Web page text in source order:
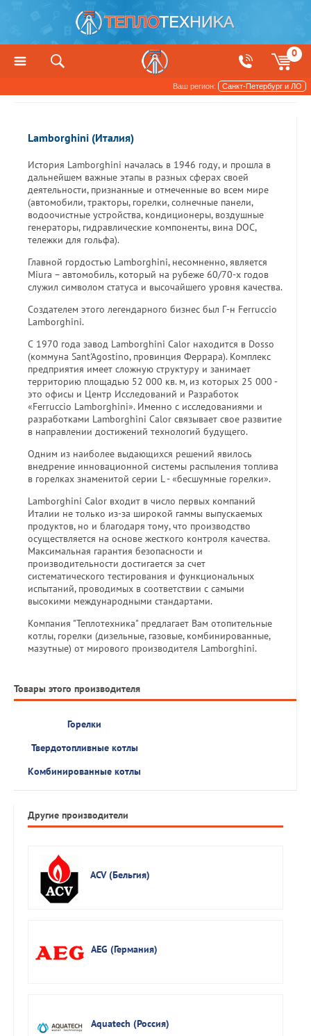
0
Ваш регион: Санкт-Петербург и ЛО
Lamborghini (Италия)
История Lamborghini началась в 1946 году, и прошла в
дальнейшем важные этапы в разных сферах своей
деятельности, признанные и отмеченные во всем мире
(автомобили, тракторы, горелки, солнечные панели,
водоочистные устройства, кондиционеры, воздушные
генераторы, гидравлические компоненты, вина DOC,
тележки для гольфа).
Главной гордостью Lamborghini, несомненно, является
Miura – автомобиль, который на рубеже 60/70-х годов
служил символом статуса и высочайшего уровня качества.
Создателем этого легендарного бизнес был Г-н Ferruccio
Lamborghini.
С 1970 года завод Lamborghini Calor находится в Dosso
(коммуна Sant'Agostino, провинция Феррара). Комплекс
предприятия имеет сложную структуру и занимает
территорию площадью 52 000 кв. м, из которых 25 000 -
это офисы и Центр Исследований и Разработок
«Ferruccio Lamborghini». Именно с исследованиями и
разработками Lamborghini Calor связывает свое развитие
в направлении достижений технологий будущего.
Одним из наиболее выдающихся решений явилось
внедрение инновационной системы распыления топлива
в горелках знаменитой серии L - «бесшумные горелки».
Lamborghini Calor входит в число первых компаний
Италии не только из-за широкой гаммы выпускаемых
продуктов, но и благодаря тому, что производство
осуществляется на основе жесткого контроля качества.
Максимальная гарантия безопасности и
производительности достигается за счет
систематического тестирования и функциональных
испытаний, проводимых в соответствии с самыми
высокими международными стандартами.
Компания "Теплотехника" предлагает Вам отопительные
котлы, горелки (дизельные, газовые, комбинированные,
мазутные) от мирового производителя Lamborghini.
Товары этого производителя
Горелки
Твердотопливные котлы
Комбинированные котлы
Другие производители
ACV (Бельгия)
AEG (Германия)
Aquatech (Россия)